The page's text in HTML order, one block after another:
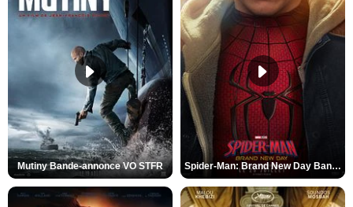
Mutiny Bande-annonce VO STFR Spider-Man: Brand New Day Bande-annonce VO STFR